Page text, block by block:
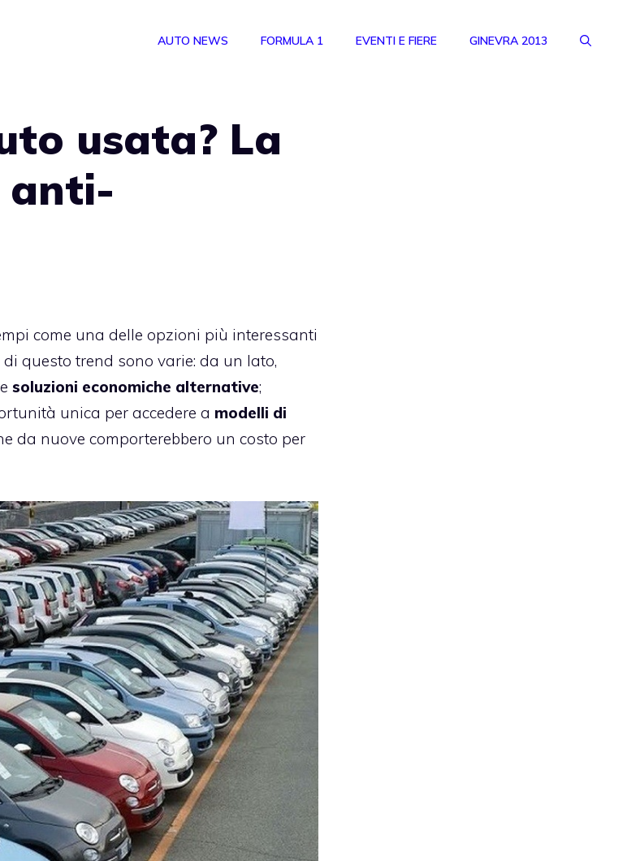
AUTO NEWS FORMULA 1 EVENTI E FIERE GINEVRA 2013
usata? La
anti-
come una delle opzioni più interessanti
questo trend sono varie: da un lato,
soluzioni economiche alternative;
unica per accedere a modelli di
da nuove comporterebbero un costo per